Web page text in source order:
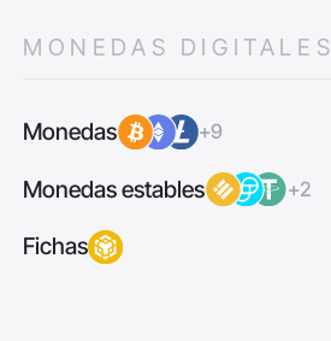
MONEDAS DIGITALES
Monedas +9
Monedas estables +2
Fichas